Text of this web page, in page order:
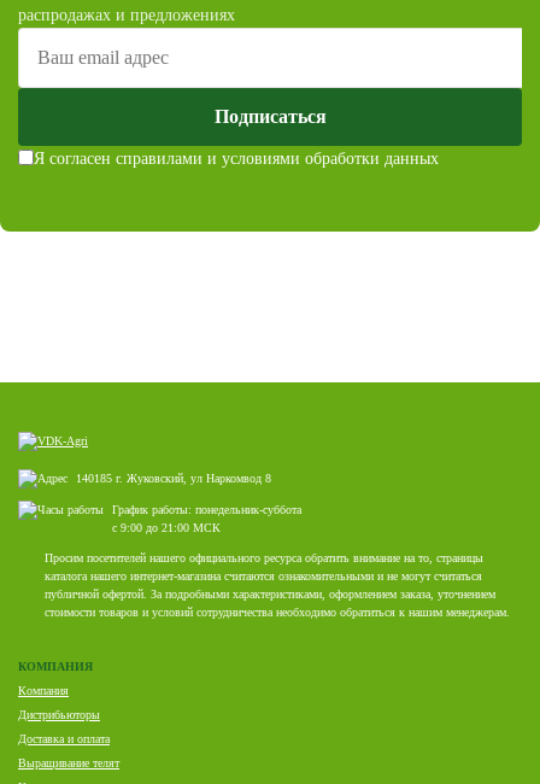
распродажах и предложениях
Подписаться
Я согласен справилами и условиями обработки данных
140185 г. Жуковский, ул Наркомвод 8
График работы: понедельник-суббота
с 9:00 до 21:00 МСК
Просим посетителей нашего официального ресурса обратить внимание на то, страницы
каталога нашего интернет-магазина считаются ознакомительными и не могут считаться
публичной офертой. За подробными характеристиками, оформлением заказа, уточнением
стоимости товаров и условий сотрудничества необходимо обратиться к нашим менеджерам.
КОМПАНИЯ
Компания
Дистрибьюторы
Доставка и оплата
Выращивание телят